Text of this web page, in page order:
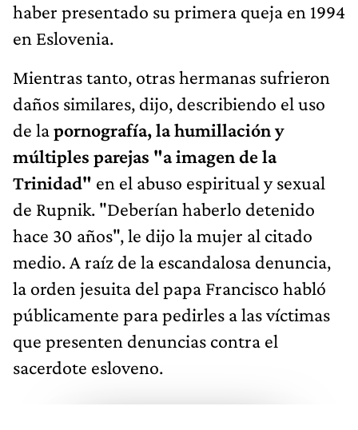
haber presentado su primera queja en 1994
en Eslovenia.
Mientras tanto, otras hermanas sufrieron
daños similares, dijo, describiendo el uso
de lapornografía, la humillación y
múltiples parejas "a imagen de la
Trinidad" en el abuso espiritual y sexual
de Rupnik. "Deberían haberlo detenido
hace 30 años", le dijo la mujer al citado
medio. A raíz de la escandalosa denuncia,
la orden jesuita del papa Francisco habló
públicamente para pedirles a las víctimas
que presenten denuncias contra el
sacerdote esloveno.